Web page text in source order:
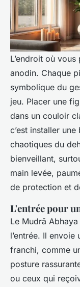
L’endroit où
anodin. Chaque
symbolique du
jeu. Placer une
dans un couloir
c’est installer
chaotiques du
bienveillant,
main levée,
de protection et
L'entrée pour
Le Mudrā
l’entrée. Il
franchi, comme
posture
ou ceux qui